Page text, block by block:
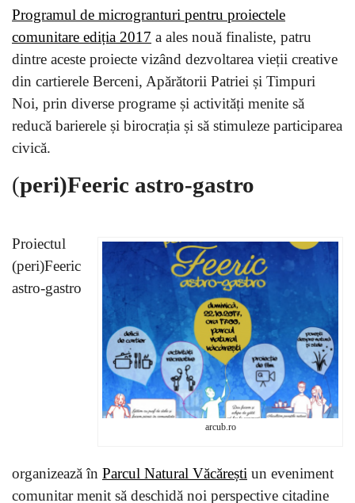
Programul de microgranturi pentru proiectele
comunitare ediția 2017 a ales nouă finaliste, patru
dintre aceste proiecte vizând dezvoltarea vieții creative
din cartierele Berceni, Apărătorii Patriei și Timpuri
Noi, prin diverse programe și activități menite să
reducă barierele și birocrația și să stimuleze participarea
civică.
(peri)Feeric astro-gastro
arcub.ro
Proiectul
(peri)Feeric
astro-gastro
organizează în Parcul Natural Văcărești un eveniment
comunitar menit să deschidă noi perspective citadine